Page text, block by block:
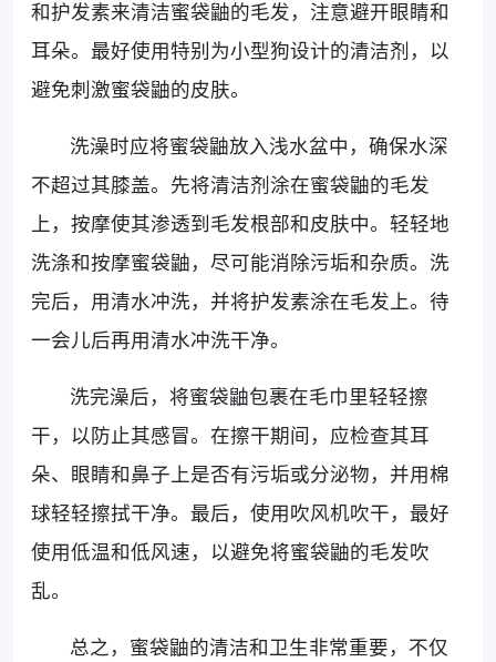
和护发素来清洁蜜袋鼬的毛发，注意避开眼睛和
耳朵。最好使用特别为小型狗设计的清洁剂，以
避免刺激蜜袋鼬的皮肤。
洗澡时应将蜜袋鼬放入浅水盆中，确保水深
不超过其膝盖。先将清洁剂涂在蜜袋鼬的毛发
上，按摩使其渗透到毛发根部和皮肤中。轻轻地
洗涤和按摩蜜袋鼬，尽可能消除污垢和杂质。洗
完后，用清水冲洗，并将护发素涂在毛发上。待
一会儿后再用清水冲洗干净。
洗完澡后，将蜜袋鼬包裹在毛巾里轻轻擦
干，以防止其感冒。在擦干期间，应检查其耳
朵、眼睛和鼻子上是否有污垢或分泌物，并用棉
球轻轻擦拭干净。最后，使用吹风机吹干，最好
使用低温和低风速，以避免将蜜袋鼬的毛发吹
乱。
总之，蜜袋鼬的清洁和卫生非常重要，不仅